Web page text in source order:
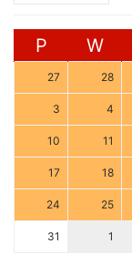
P W
27 28
3 4
10 11
17 18
24 25
31 1